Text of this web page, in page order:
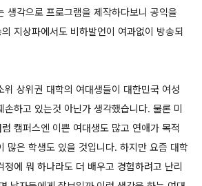
생각으로 프로그램을 제작하다보니 공익을
지상파에서도 비하발언이 여과없이 방송되
위 상위권 대학의 여대생들이 대한민국 여성
손하고 있는것 아닌가 생각했습니다. 물론 미
캠퍼스엔 이쁜 여대생도 많고 연애가 목적
많은 학생도 있을 것입니다. 하지만 요즘 대학
정에 뭐 하나라도 더 배우고 경험하려고 난리